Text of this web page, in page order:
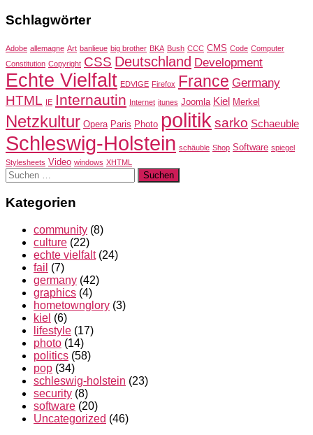
Schlagwörter
Adobe allemagne Art banlieue big brother BKA Bush CCC CMS Code Computer
Constitution Copyright CSS Deutschland Development
Echte Vielfalt EDVIGE Firefox France Germany
HTML IE Internautin Internet itunes Joomla Kiel Merkel
Netzkultur Opera Paris Photo politik sarko Schaeuble
Schleswig-Holstein schäuble Shop Software spiegel
Stylesheets Video windows XHTML
Suchen
nach:
Kategorien
community (8)
culture (22)
echte vielfalt(24)
fail (7)
germany (42)
graphics (4)
hometownglory (3)
kiel (6)
lifestyle (17)
photo (14)
politics (58)
pop (34)
schleswig-holstein (23)
security (8)
software (20)
Uncategorized (46)